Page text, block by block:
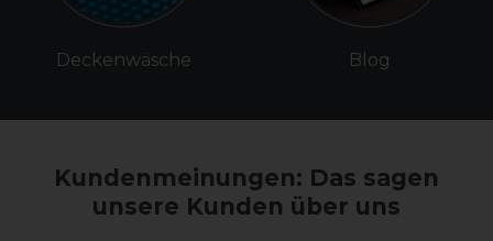
Deckenwäsche Blog
Kundenmeinungen: Das sagen
unsere Kunden über uns